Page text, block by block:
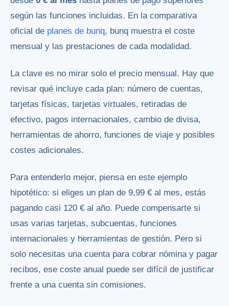
según las funciones incluidas. En la comparativa
oficial de planes de bunq, bunq muestra el coste
mensual y las prestaciones de cada modalidad.
La clave es no mirar solo el precio mensual. Hay que
revisar qué incluye cada plan: número de cuentas,
tarjetas físicas, tarjetas virtuales, retiradas de
efectivo, pagos internacionales, cambio de divisa,
herramientas de ahorro, funciones de viaje y posibles
costes adicionales.
Para entenderlo mejor, piensa en este ejemplo
hipotético: si eliges un plan de 9,99 € al mes, estás
pagando casi 120 € al año. Puede compensarte si
usas varias tarjetas, subcuentas, funciones
internacionales y herramientas de gestión. Pero si
solo necesitas una cuenta para cobrar nómina y pagar
recibos, ese coste anual puede ser difícil de justificar
frente a una cuenta sin comisiones.